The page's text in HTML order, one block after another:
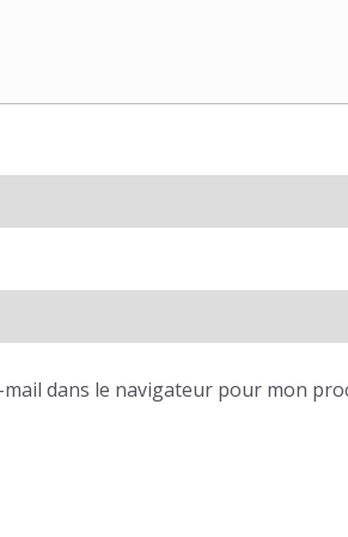
dans le navigateur pour mon